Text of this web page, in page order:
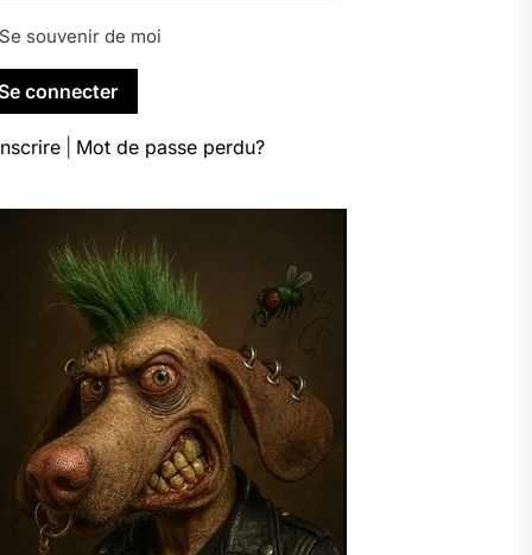
souvenir de moi
Mot de passe perdu?